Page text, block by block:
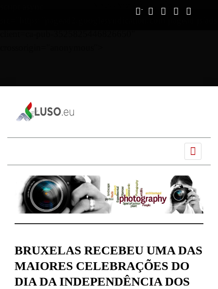
BRUXELAS RECEBEU UMA DAS
MAIORES CELEBRAÇÕES DO
DIA DA INDEPENDÊNCIA DOS
Ano
Mês
Próximo
Próximo